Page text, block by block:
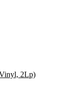
2Lp)